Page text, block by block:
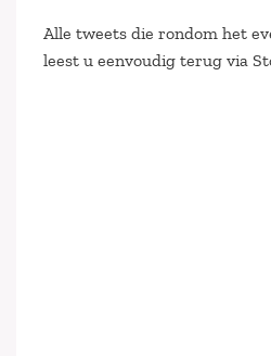
Alle tweets die rondom het
leest u eenvoudig terug via